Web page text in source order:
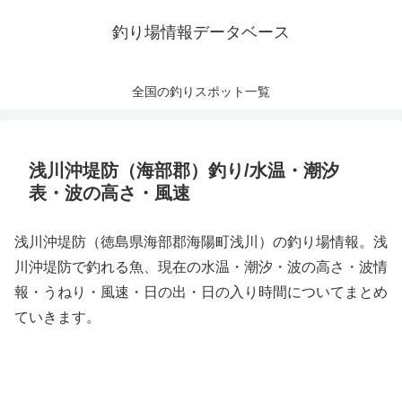
釣り場情報データベース
全国の釣りスポット一覧
浅川沖堤防（海部郡）釣り/水温・潮汐
表・波の高さ・風速
浅川沖堤防（徳島県海部郡海陽町浅川）の釣り場情報。浅
川沖堤防で釣れる魚、現在の水温・潮汐・波の高さ・波情
報・うねり・風速・日の出・日の入り時間についてまとめ
ていきます。